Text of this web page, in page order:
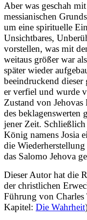
Aber was geschah
messianischen
um eine spirituelle
Unsichtbares,
vorstellen, was mit
weitaus größer war
später wieder
beeindruckend
er verfiel und wurde
Zustand von
des beklagenswerten
jener Zeit.
König namens Josia
die
das Salomo Jehova
Dieser Autor hat die
der christlichen
Führung von Charles
Kapitel: Die Wahrheit